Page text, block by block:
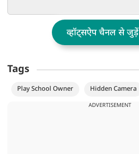
व्हॉट्सऐप चैनल से जुड़ें
Tags
Play School Owner Hidden Camera
ADVERTISEMENT